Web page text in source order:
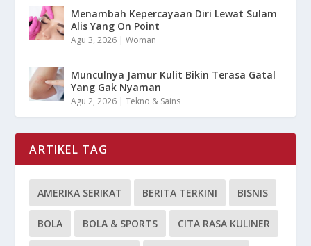
Menambah Kepercayaan Diri Lewat Sulam
Alis Yang On Point
Agu 3, 2026 |Woman
Munculnya Jamur Kulit Bikin Terasa Gatal
Yang Gak Nyaman
Agu 2, 2026 |Tekno & Sains
ARTIKEL TAG
AMERIKA SERIKAT BERITA TERKINI BISNIS
BOLA BOLA & SPORTS CITA RASA KULINER